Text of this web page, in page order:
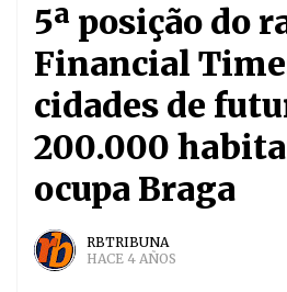
5ª posição do
Financial
cidades de
200.000
ocupa Braga
RBTRIBUNA
HACE 4 AÑOS